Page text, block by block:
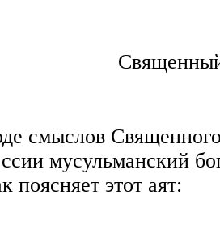
смыслов
мусульманский
поясняет этот аят: